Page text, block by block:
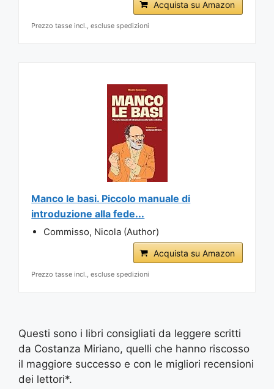
Acquista su Amazon
Prezzo tasse incl., escluse spedizioni
Manco le basi. Piccolo manuale di
introduzione alla fede...
Commisso, Nicola (Author)
Acquista su Amazon
Prezzo tasse incl., escluse spedizioni
Questi sono i libri consigliati da leggere scritti
da Costanza Miriano, quelli che hanno riscosso
il maggiore successo e con le migliori recensioni
dei lettori*.